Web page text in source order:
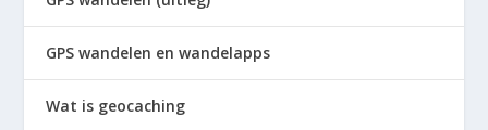
GPS wandelen en wandelapps
Wat is geocaching